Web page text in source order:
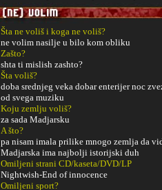
Šta ne voliš i koga ne voliš?
ne volim nasilje u bilo kom obliku
Zašto?
shta ti mislish zashto?
Šta voliš?
doba srednjeg veka dobar enterijer noc
od svega muziku
Koju zemlju voliš?
za sada Madjarsku
A što?
pa nisam imala prilike mnogo zemlja da
Madjarska ima najbolji istorijski duh
Omiljeni strani CD/kaseta/DVD/LP
Nightwish-End of innocence
Omiljeni sport?